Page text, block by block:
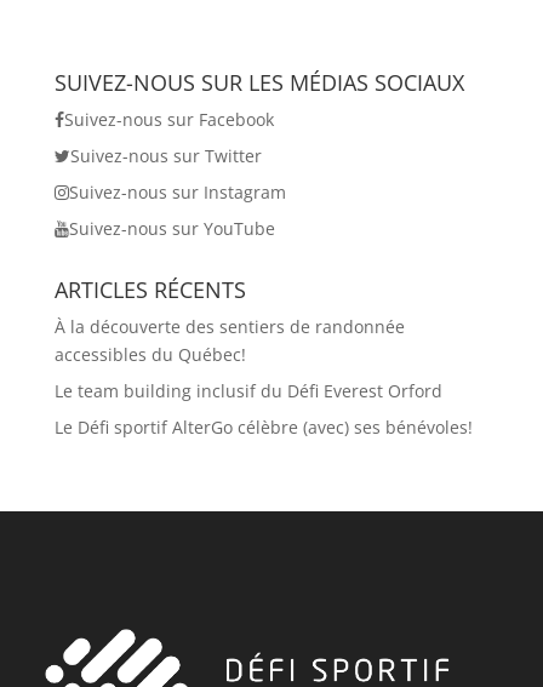
SUIVEZ-NOUS SUR LES MÉDIAS SOCIAUX
Suivez-nous sur Facebook
Suivez-nous sur Twitter
Suivez-nous sur Instagram
Suivez-nous sur YouTube
ARTICLES RÉCENTS
À la découverte des sentiers de randonnée
accessibles du Québec!
Le team building inclusif du Défi Everest Orford
Le Défi sportif AlterGo célèbre (avec) ses bénévoles!